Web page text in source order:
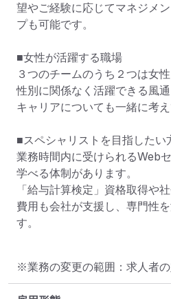
望やご経験に応じてマネジメ
プも可能です。
■女性が活躍する職場
３つのチームのうち２つは女
性別に関係なく活躍できる風通
キャリアについても一緒に考え
■スペシャリストを目指したい
業務時間内に受けられるWeb
学べる体制があります。
「給与計算検定」資格取得や
費用も会社が支援し、専門性
す。
※業務の変更の範囲：求人者